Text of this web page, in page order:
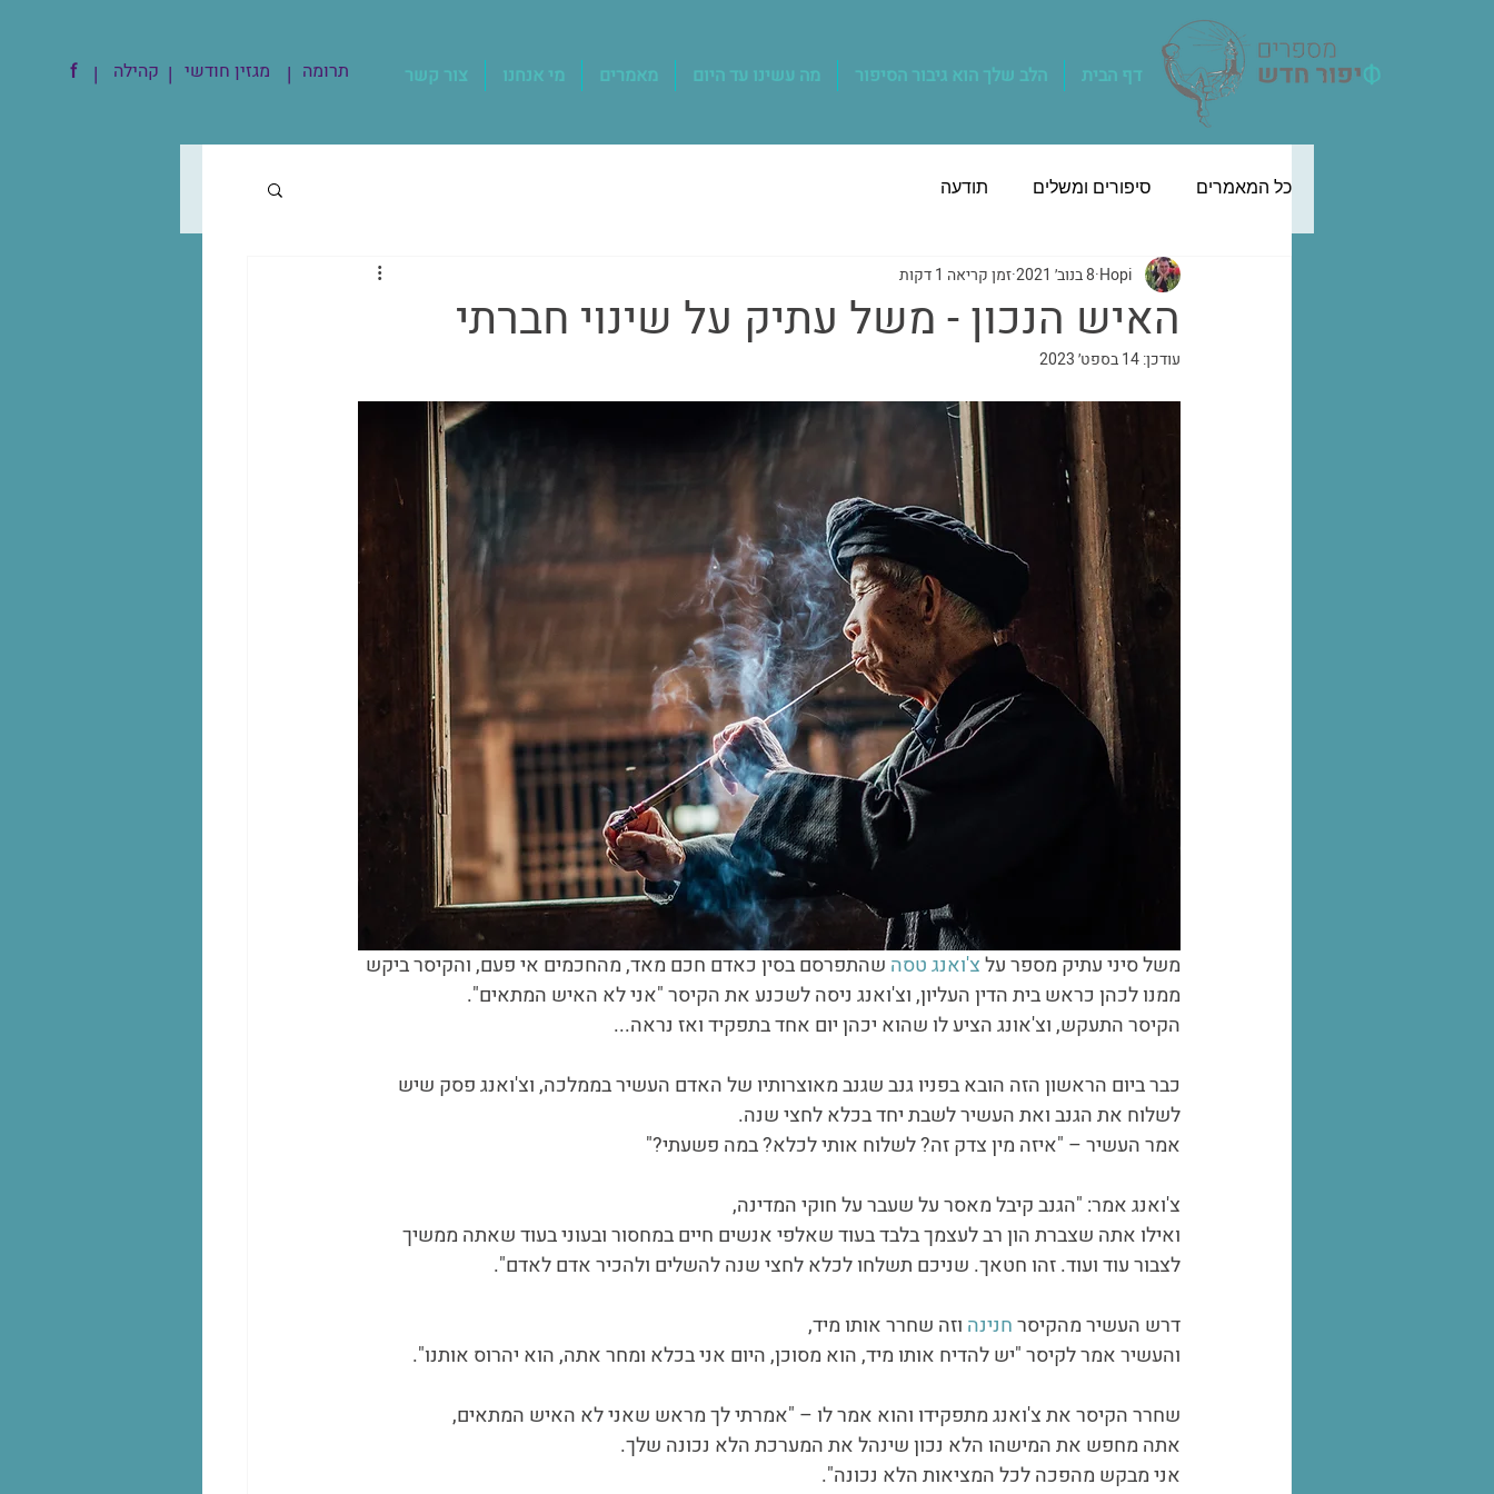
|
f קהילה | מגזין חודשי | תרומה צור קשר מי אנחנו מאמרים מה עשינו עד היום הלב שלך הוא גיבור הסיפור דף הבית
כל המאמרים סיפורים ומשלים תודעה
האיש הנכון - משל עתיק על שינוי חברתי
Hopi 8 בנוב׳ 2021 זמן קריאה 1 דקות
עודכן:14 בספט׳ 2023
משל סיני עתיק מספר על צ'ואנג טסה שהתפרסם בסין כאדם חכם מאד, מהחכמים אי פעם, והקיסר ביקש
ממנו לכהן כראש בית הדין העליון, וצ'ואנג ניסה לשכנע את הקיסר "אני לא האיש המתאים".
הקיסר התעקש, וצ'אונג הציע לו שהוא יכהן יום אחד בתפקיד ואז נראה...
כבר ביום הראשון הזה הובא בפניו גנב שגנב מאוצרותיו של האדם העשיר בממלכה, וצ'ואנג פסק שיש
לשלוח את הגנב ואת העשיר לשבת יחד בכלא לחצי שנה.
אמר העשיר – "איזה מין צדק זה? לשלוח אותי לכלא? במה פשעתי?"
צ'ואנג אמר: "הגנב קיבל מאסר על שעבר על חוקי המדינה,
ואילו אתה שצברת הון רב לעצמך בלבד בעוד שאלפי אנשים חיים במחסור ובעוני בעוד שאתה ממשיך
לצבור עוד ועוד. זהו חטאך. שניכם תשלחו לכלא לחצי שנה להשלים ולהכיר אדם לאדם".
דרש העשיר מהקיסר חנינה וזה שחרר אותו מיד,
והעשיר אמר לקיסר "יש להדיח אותו מיד, הוא מסוכן, היום אני בכלא ומחר אתה, הוא יהרוס אותנו".
שחרר הקיסר את צ'ואנג מתפקידו והוא אמר לו – "אמרתי לך מראש שאני לא האיש המתאים,
אתה מחפש את המישהו הלא נכון שינהל את המערכת הלא נכונה שלך.
אני מבקש מהפכה לכל המציאות הלא נכונה".